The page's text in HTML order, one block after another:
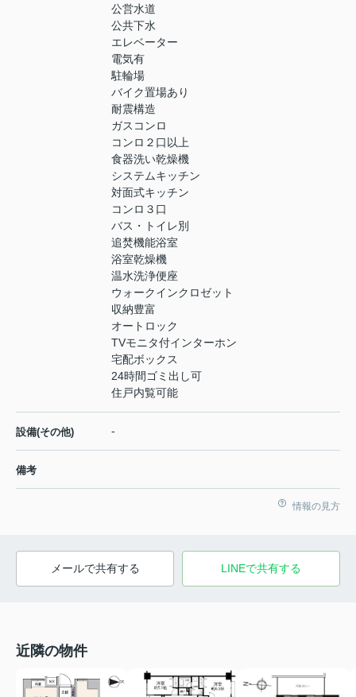
公営水道
公共下水
エレベーター
電気有
駐輪場
バイク置場あり
耐震構造
ガスコンロ
コンロ２口以上
食器洗い乾燥機
システムキッチン
対面式キッチン
コンロ３口
バス・トイレ別
追焚機能浴室
浴室乾燥機
温水洗浄便座
ウォークインクロゼット
収納豊富
オートロック
TVモニタ付インターホン
宅配ボックス
24時間ゴミ出し可
住戸内覧可能
設備(その他) -
備考
情報の見方
メールで共有する LINEで共有する
近隣の物件